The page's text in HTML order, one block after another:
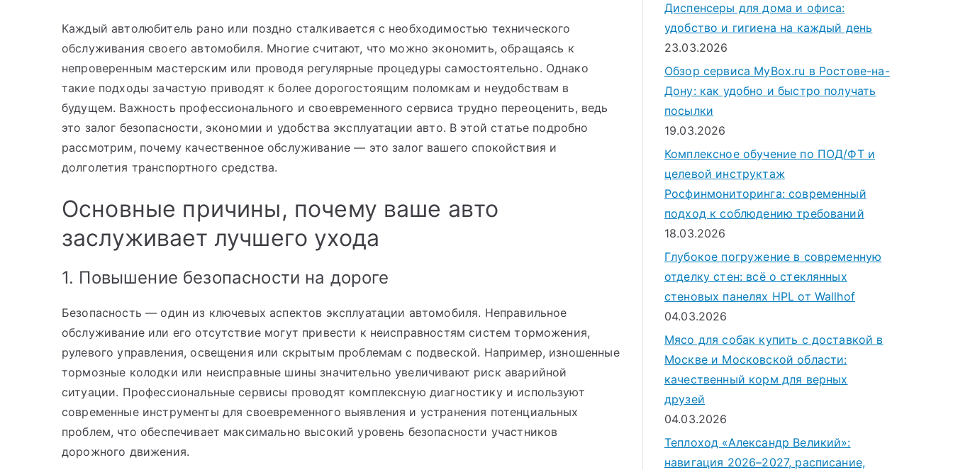
Каждый автолюбитель рано или поздно сталкивается с необходимостью технического
обслуживания своего автомобиля. Многие считают, что можно экономить, обращаясь к
непроверенным мастерским или проводя регулярные процедуры самостоятельно. Однако
такие подходы зачастую приводят к более дорогостоящим поломкам и неудобствам в
будущем. Важность профессионального и своевременного сервиса трудно переоценить, ведь
это залог безопасности, экономии и удобства эксплуатации авто. В этой статье подробно
рассмотрим, почему качественное обслуживание — это залог вашего спокойствия и
долголетия транспортного средства.
Основные причины, почему ваше авто
заслуживает лучшего ухода
1. Повышение безопасности на дороге
Безопасность — один из ключевых аспектов эксплуатации автомобиля. Неправильное
обслуживание или его отсутствие могут привести к неисправностям систем торможения,
рулевого управления, освещения или скрытым проблемам с подвеской. Например, изношенные
тормозные колодки или неисправные шины значительно увеличивают риск аварийной
ситуации. Профессиональные сервисы проводят комплексную диагностику и используют
современные инструменты для своевременного выявления и устранения потенциальных
проблем, что обеспечивает максимально высокий уровень безопасности участников
дорожного движения.
Диспенсеры для дома и офиса:
удобство и гигиена на каждый день
23.03.2026
Обзор сервиса MyBox.ru в Ростове-на-
Дону: как удобно и быстро получать
посылки
19.03.2026
Комплексное обучение по ПОД/ФТ и
целевой инструктаж
Росфинмониторинга: современный
подход к соблюдению требований
18.03.2026
Глубокое погружение в современную
отделку стен: всё о стеклянных
стеновых панелях HPL от Wallhof
04.03.2026
Мясо для собак купить с доставкой в
Москве и Московской области:
качественный корм для верных
друзей
04.03.2026
Теплоход «Александр Великий»:
навигация 2026–2027, расписание,